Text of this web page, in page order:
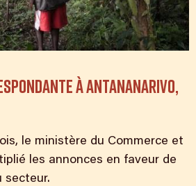
à Antananarivo,
le ministère du Commerce et
les annonces en faveur de
secteur.